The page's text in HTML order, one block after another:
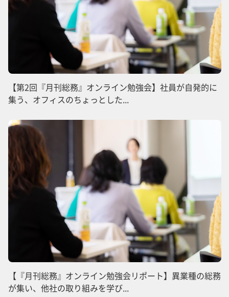
【第2回『月刊総務』オンライン勉強会】社員が自発的に
集う、オフィスのちょっとした...
【『月刊総務』オンライン勉強会リポート】異業種の総務
が集い、他社の取り組みを学び...